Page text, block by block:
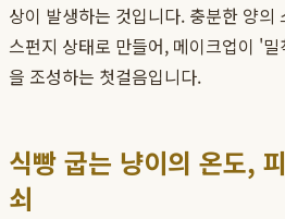
상이 발생하는 것입니다. 충분한 양의
스펀지 상태로 만들어, 메이크업이 '
을 조성하는 첫걸음입니다.
식빵 굽는 냥이의 온도,
쇠